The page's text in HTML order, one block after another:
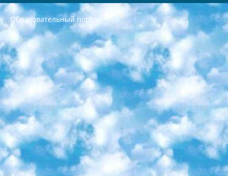
Образовательный портал
РЕСПУБЛИКА УЗБЕКИСТАН МИНИСТРЕРСТВО ДОШКОЛЬНОГО И ШКОЛЬНОГО ОБРАЗОВАНИЯ КОМАНДА в общеобразовательных учреждениях в 2023-2024 учебном году организация и проведение итоговой государственной аттестации обучающихся о Министра дошкольного и школьного образования Республики Узбекистан от 4 марта 2008 года (постановлением Минюста от 20 марта 2008 года № 1778 государственной регистрации) «Итоговое состояние учащихся общего среднего образования на основании положения об утверждении положения об аттестации общего среднего образования выпускной экзамен студентов в образовательных учреждениях в 2023-2024 учебном году В целях организации и прохождения аттестации приказываю: 1. Следующее: перечень предметов, по которым будет проводиться итоговая государственная аттестация и экзамен формы перевода согласно приложению 1; сертификаты международного образца, оценивающие уровень владения иностранными языками перечень согласно приложению 2; 2. Педагогический при специализированных образовательных учреждениях. научно-практический центр квалификации и международной оценки (Д.Давидова) 2024 г. До 25 марта: задания по предметам, по которым будет проводиться итоговая аттестация разработка и утверждение технических условий; итоговая аттестация на основании разработанного предметного задания разработка вопросов по предметам (устно и письменно), экзамен передача; общеобразовательные средние школы и специальные учебные заведения учащиеся выпускных классов школ и интернатов в агентской системе подготовка базы данных экзаменационных материалов и критериев оценки; перевод базы экзаменационных материалов на все языки обучения подать в Республиканский образовательный центр для изготовления; варианты экзаменов на основе разработанных контрольных материалов пусть будут поставлены задачи формирования. 3. Республиканский образовательный центр (Ш.Худайкулов) до 5 апреля 2024 года. до: база данных предоставленных экзаменационных материалов на все языки обучения перевод и экспертиза; для слепых, слабовидящих, глухих, слабослышащих и умственно отсталых детей учащиеся выпускных классов специализированных школ и школ-интернатов база данных экзаменационных материалов на всех преподаваемых языках подготовка критериев оценки; специализированные школы для умственно отсталых детей и технологии для учащихся выпускных классов школ-интернатов разработка соответствующих рекомендаций и критериев проведения ЕГЭ по естествознанию давать задания. 4. Педагогический при специализированных образовательных учреждениях. Научно-практический центр навыков и международной оценки (Д.Давидова), Республика образовательный центр (Худайкулов Ш.) итоговый государственный аттестационный экзамен ориентирован на творческое и логическое мышление при подготовке базы материалов учитывать введение заданий. 5. Следует отметить, что: сертификат государственного образца о знании общеобразовательного предмета и как минимум национальный уровень B1 по предметам на иностранных языках, указанным в Приложении 2. или международно признанный сертификат эквивалентного уровня студенты, изучающие определенный предмет, освобождаются от экзамена; по соответствующим предметам запланирована итоговая государственная аттестация за день до дня, путем жеребьевки Рабочей группой (в письменной форме по предметам, проводимым в форме) из числа сформированных вариантов выбрано 2 варианта; 2 выбранных варианта экзамена анонсированы на официальном сайте министерства и все выпускники по всей стране на основе этих вариантов проводит итоговую государственную аттестацию. 6. Государственное образование учащихся средних общеобразовательных учреждений. знания в соответствии с квалификационными требованиями, которые необходимо приобрести на основании стандартов итоговый (выпускной) контроль для 9 и 11 классов в целях тестирования Экзамены (далее – экзамены) состоят из предметов, перечисленных в приложении 1. будет сделано. 7. Экзамены пройдут с 26 мая по 15 июня 2024 г. (кроме науки физического воспитания). 8. Физическая для учащихся 9 классов общесредних образовательных учреждений. Экзамены по предмету «Образование, квалификация медицина» 1-6 мая 2024 года. сотрудники перевести под присмотр (с отклонениями в физическом или умственном развитии) специализированная школа для детей, школы-интернаты и со сколиозом школы-интернаты санаторного типа для больных детей исключены). 9. Он был слепым, слабовидящим и имел нарушения опорно-двигательного аппарата. экзамены в специализированных школах и интернатах для детей должны проводиться исходя из требований, предъявляемых к общеобразовательным учреждениям (физкультура кроме науки). 10. Специализированная школа для глухих и слабослышащих детей. и экзамены в интернатах и быть реализован в виде письменного теста по математике. 11. Специальность для умственно отсталых детей. Для 9 класса Родной язык и литературное письмо Государственный язык (язык обучения – узбекский). для неклассов) написано Математическое письмо Письменная/устная история Узбекистана Физическое воспитание практично Итоговый контроль Для 11 класса Написание родного языка и литературы (эссе) Математическое письмо Узбекский язык (обучение на узбекском языке) не посещающее общее среднее образование для учреждений)/Образовательное учреждение выбор письменный и устный Иностранный язык письменный/устный Письменная/устная история Узбекистана *По выбору студента:  Химия  Физика  Основы государственного права  География 10 бесплатных образовательных ресурсов - Мы составили подборку онлайн-проектов с интерактивными упражнениями, видеолекциями и статьями. Они помогут вам обрести новые и освежить старые знания бесплатно. 1. «ИНТУИТ» Старейшая образовательная площадка Рунета. Здесь вы найдёте сотни текстовых и видеокурсов на десятки различных тем — от программирования до психологии. Многие курсы подготовлены российскими университетами и крупными международными компаниями вроде Intel и Microsoft. Самостоятельное обучение бесплатное, но желающие могут оплатить услуги персональных наставников. 2. «Смартия» знакомит с актуальными профессиями и подсказывает, как им обучаться. Выбрав заинтересовавшую вас специальность — SMM-специалист, фотограф, веб-дизайнер или другую, — увидите список необходимых для неё умений. Чтобы вы могли освоить их самостоятельно, для каждого умения площадка отображает подборку ссылок на учебные материалы. Хотя «Смартия» ориентируется на русскоязычную аудиторию, часть контента всё же доступна только на английском. 3. «Лекторий Физтеха» Проект Московского физико-технического института (Физтеха). С его помощью вы можете смотреть онлайн серии лекций, записанные на видео в этом вузе. В числе доступных предметов — физика, биология, химия, информационные технологии и другие. К некоторым лекциям администрация ресурса прилагает готовые конспекты, которые можно скачивать в PDF-формате. 4. ITMOcourses Онлайн-площадка Санкт-Петербургского национального исследовательского университета информационных технологий, механики и оптики (ИТМО). Ресурс предоставляет свободный доступ к курсам, разработанным в этом вузе. Каталог материалов разбит на четыре категории: «Оптические системы и технологии», «Приборостроение и робототехника», «Информационные технологии» и «Биотехнологии». Курсы состоят из видеолекций, интерактивных демонстраций и заданий. 5. «КиберЛенинка» Электронная научная библиотека открытого доступа. Каталог площадки регулярно обрастает текстами статей из различных научных изданий. Сгруппированные по журналам и рубрикам публикации можно читать онлайн или скачивать целиком в PDF-формате. Проект нацелен на популяризацию науки за счёт открытого доступа к качественной информации. 6. «ПостНаука» На этом ресурсе публикуют подборки видеолекций, составленные экспертами из разных отраслей и объединённые общими темами. Среди них, к примеру, есть серии «Биоинформатика и геномика», «Культура средневековой Скандинавии» и Cinema Studies о теории кино. Каждая подборка лекций — логически связанная история, рассказанная экспертом от первого лица. Кроме того, на сайте появляются научно-образовательные статьи и тесты на разные темы. 7. «Newочём» Команда проекта «Newочём» отбирает самые интересные тексты из англоязычных СМИ и переводит те из них, за которые голосуют участники сообщества «ВКонтакте». По большей части это научно-популярные статьи. Редакторы придумывают лишь заголовки, в остальном содержание переводов соответствует оригиналам. Полные тексты можно читать прямо в социальной сети. 8. InternetUrok Онлайн-база материалов по основным дисциплинам школьной программы. Информация на сайте структурирована по классам, предметам и темам (урокам). Каждый урок состоит из видеолекций и конспектов. Есть также интерактивные тренажёры и тесты для закрепления пройденного материала. Даже если вы давно окончили школу, возможность повторить программу старших классов всегда может пригодиться. 9. Edutainme Ещё один ресурс об образовании. В отличие от Newtonew, как мне кажется, Edutainme больше ориентируется на представителей индустрии: педагогов, предпринимателей, разработчиков образовательных проектов. Но и любой, кто просто стремится к саморазвитию, найдёт на сайте много полезного и интересного для себя. Например, информацию о новых курсах и образовательных сервисах. 10. Newtonew Онлайн-медиа об образовании и обучении в широком смысле. Авторы Newtonew пишут об инструментах, заведениях, тактиках и стратегиях, которые помогают учить других и получать новые знания самостоятельно. На этой площадке вы найдёте новости, обзоры, аналитические мат